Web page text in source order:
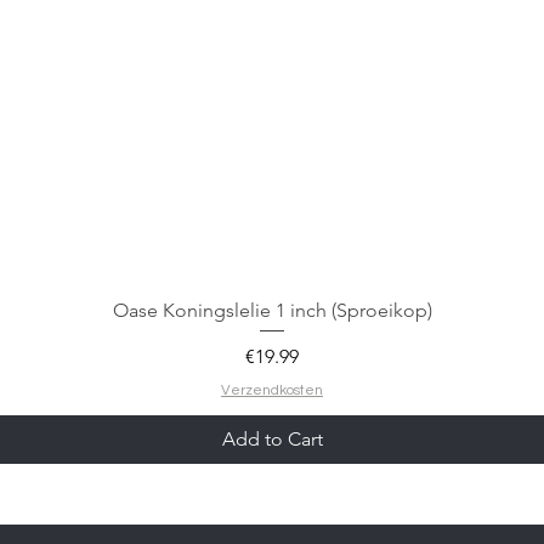
Oase Koningslelie 1 inch (Sproeikop)
Price
€19.99
Verzendkosten
Add to Cart